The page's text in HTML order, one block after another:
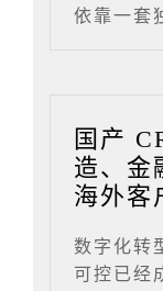
依靠一套
国产
造、金
海外客
数字化转
可控已经